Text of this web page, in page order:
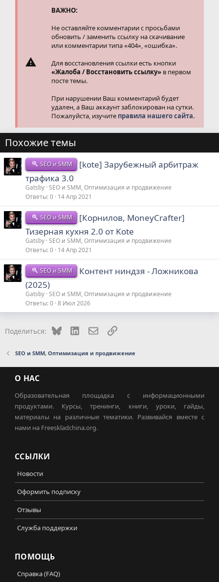
ВАЖНО:
Не оставляйте комментарии с просьбами
обновить / заменить ссылку на скачивание
или комментарии типа «404», «ошибка».
Для восстановления ссылки есть кнопки
«Жалоба / Восстановить ссылку» в первом
посте темы.
При нарушении Ваш комментарий будет
удален, а Ваш аккаунт заблокирован на сутки.
Пожалуйста, изучите правила нашего сайта.
Похожие темы
SEO и SMM
[kote] Зарубежный арбитраж
трафика 3.0
Gatsby SEO и SMM, Оптимизация и продвижение
Ответы 0 14 Апр 2021
SEO и SMM
[Корнилов, MoneyCrafter]
Тизерная кухня 2.0 от Kote
Gatsby SEO и SMM, Оптимизация и продвижение
Ответы 0 14 Апр 2021
SEO и SMM
Контент ниндзя - Ложникова
(2025)
Gatsby SEO и SMM, Оптимизация и продвижение
Ответы 0 8 Июл 2026
Поделиться: Bluesky LinkedInЭлектронная почта
Ссылка
SEO и SMM, Оптимизация и продвижение
О НАС
Образовательная площадка с информационными
продуктами. Курсы, тренинги, книги, уроки, гайды,
материалы на различные тематики. Развивайся вместе с
нами на Freeskladchina.org.
ССЫЛКИ
Новости
Оформить подписку
Отзывы
Служба поддержки
ПОМОЩЬ
Справка (FAQ)